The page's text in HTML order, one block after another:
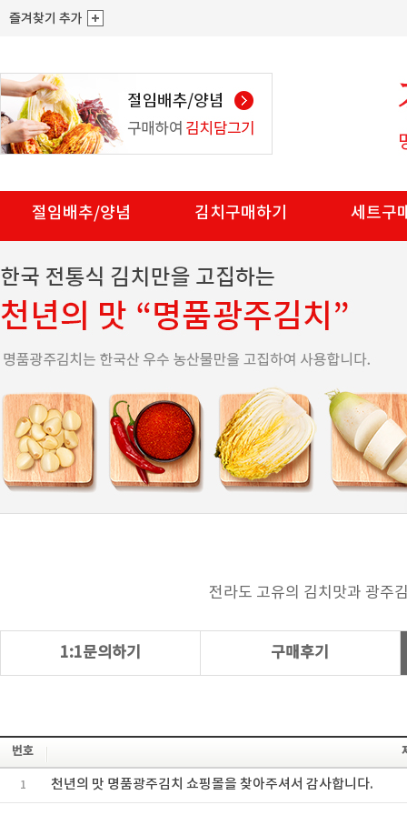
절임배추/양념 김치구매하기 세트구
전라도 고유의 김치맛과 광주
1:1문의하기 구매후기
번호
1 천년의 맛 명품광주김치 쇼핑몰을 찾아주셔서 감사합니다.